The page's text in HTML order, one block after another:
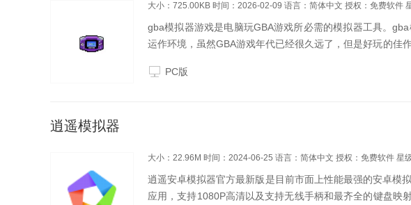
大小：725.00KB 时间：2026-02-09 语言：简体中文 授权：免费软件
gba模拟器游戏是电脑玩GBA游戏所必需的模拟器工具。
运作环境，虽然GBA游戏年代已经很久远了，但是好玩的佳
这个平台上的游戏。此外，gba模拟器游戏还可以支持GB、
PC版
逍遥模拟器
大小：22.96M 时间：2024-06-25 语言：简体中文 授权：免费软件 星
逍遥安卓模拟器官方最新版是目前市面上性能最强的安卓模
应用，支持1080P高清以及支持无线手柄和最齐全的键盘映